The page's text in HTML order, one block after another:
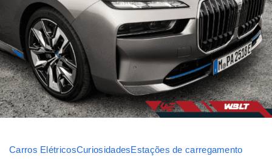
Carros ElétricosCuriosidadesEstações de carregamento